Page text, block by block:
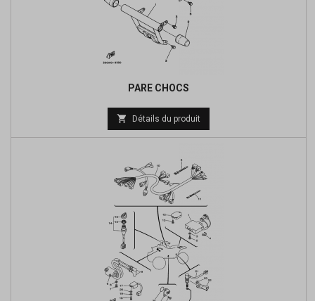
PARE CHOCS
 Détails du produit